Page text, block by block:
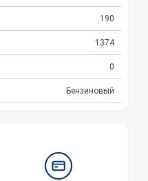
190
1374
0
Бензиновый